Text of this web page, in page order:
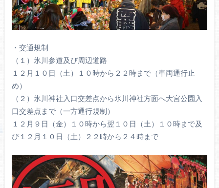
・交通規制
（１）氷川参道及び周辺道路
１２月１０日（土）１０時から２２時まで（車両通行止
め）
（２）氷川神社入口交差点から氷川神社方面へ大宮公園入
口交差点まで（一方通行規制）
１２月９日（金）１０時から翌１０日（土）１０時まで及
び１２月１０日（土）２２時から２４時まで